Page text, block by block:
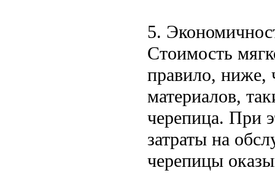
5.
Стоимость
правило, ниже,
материалов,
черепица. При
затраты на
черепицы